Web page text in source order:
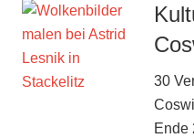
30
Ende